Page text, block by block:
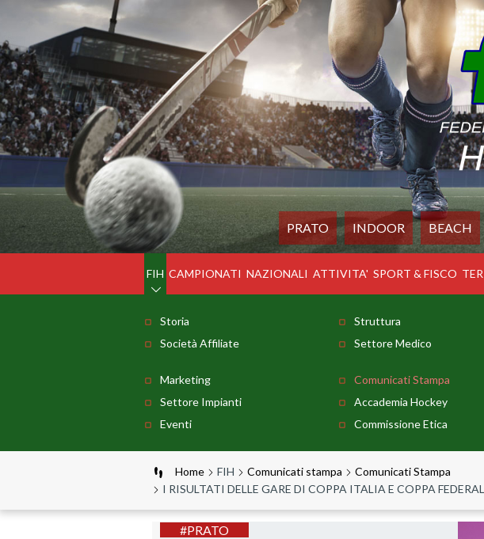
PRATO INDOOR BEACH
FIH CAMPIONATI NAZIONALI ATTIVITA' SPORT & FISCO
Storia Struttura
Società Affiliate
Settore Medico
Marketing
Comunicati Stampa
Settore Impianti
Accademia Hockey
Eventi
Commissione Etica
Home FIH Comunicati stampa
Comunicati Stampa
I RISULTATI DELLE GARE DI COPPA ITALIA E COPPA
#PRATO